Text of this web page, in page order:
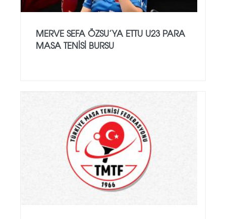
MERVE SEFA ÖZSU’YA ETTU U23 PARA
MASA TENISI BURSU